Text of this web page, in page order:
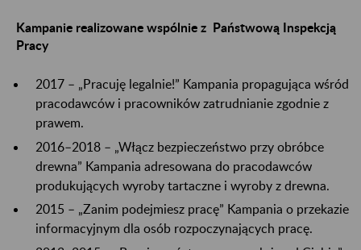
Kampanie realizowane wspólnie z Państwową Inspekcją
Pracy
2017 – „Pracuję legalnie!” Kampania propagująca wśród
pracodawców i pracowników zatrudnianie zgodnie z
prawem.
2016–2018 – „Włącz bezpieczeństwo przy obróbce
drewna” Kampania adresowana do pracodawców
produkujących wyroby tartaczne i wyroby z drewna.
2015 – „Zanim podejmiesz pracę” Kampania o przekazie
informacyjnym dla osób rozpoczynających pracę.